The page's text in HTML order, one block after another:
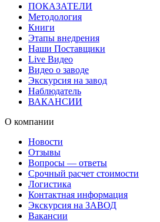
ПОКАЗАТЕЛИ
Методология
Книги
Этапы внедрения
Наши Поставщики
Live Видео
Видео о заводе
Экскурсия на завод
Наблюдатель
ВАКАНСИИ
О компании
Новости
Отзывы
Вопросы — ответы
Срочный расчет стоимости
Логистика
Контактная информация
Экскурсия на ЗАВОД
Вакансии